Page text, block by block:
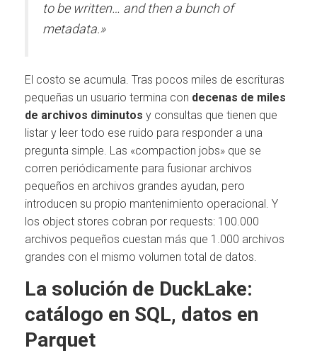
to be written… and then a bunch of
metadata.»
El costo se acumula. Tras pocos miles de escrituras
pequeñas un usuario termina con decenas de miles
de archivos diminutos y consultas que tienen que
listar y leer todo ese ruido para responder a una
pregunta simple. Las «compaction jobs» que se
corren periódicamente para fusionar archivos
pequeños en archivos grandes ayudan, pero
introducen su propio mantenimiento operacional. Y
los object stores cobran por requests: 100.000
archivos pequeños cuestan más que 1.000 archivos
grandes con el mismo volumen total de datos.
La solución de DuckLake:
catálogo en SQL, datos en
Parquet